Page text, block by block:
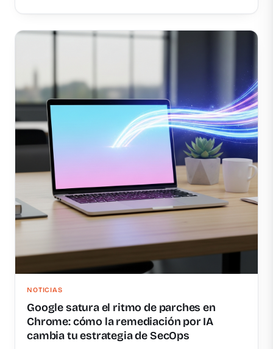
NOTICIAS
Google satura el ritmo de parches en
Chrome: cómo la remediación por IA
cambia tu estrategia de SecOps